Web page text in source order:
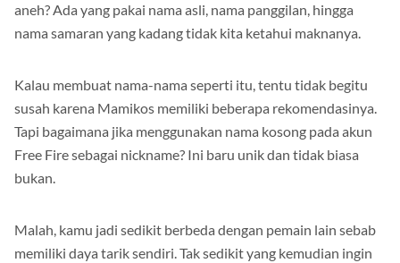
aneh? Ada yang pakai nama asli, nama panggilan, hingga
nama samaran yang kadang tidak kita ketahui maknanya.
Kalau membuat nama-nama seperti itu, tentu tidak begitu
susah karena Mamikos memiliki beberapa rekomendasinya.
Tapi bagaimana jika menggunakan nama kosong pada akun
Free Fire sebagai nickname? Ini baru unik dan tidak biasa
bukan.
Malah, kamu jadi sedikit berbeda dengan pemain lain sebab
memiliki daya tarik sendiri. Tak sedikit yang kemudian ingin